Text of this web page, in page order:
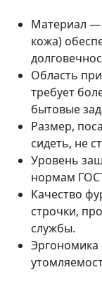
Материал —
кожа)
Область
требует
бытовые
Размер,
сидеть, не
Уровень
нормам
Качество
строчки,
службы.